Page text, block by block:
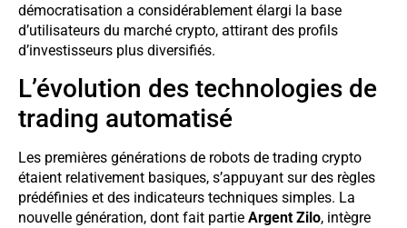
démocratisation a considérablement élargi la base
d’utilisateurs du marché crypto, attirant des profils
d’investisseurs plus diversifiés.
L’évolution des technologies de
trading automatisé
Les premières générations de robots de trading crypto
étaient relativement basiques, s’appuyant sur des règles
prédéfinies et des indicateurs techniques simples. La
nouvelle génération, dont fait partie Argent Zilo, intègre